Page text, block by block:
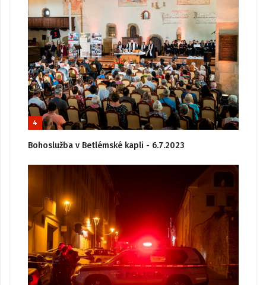
4
Bohoslužba v Betlémské kapli - 6.7.2023